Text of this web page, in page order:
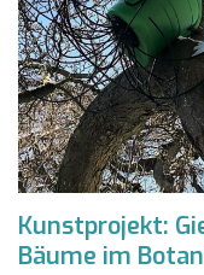
Kunstprojekt:
Bäume im